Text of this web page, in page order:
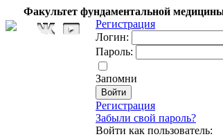
Факультет фундаментальной
Регистрация
Логин:
Пароль:
Запомни
Регистрация
Забыли свой пароль?
Войти как пользователь: